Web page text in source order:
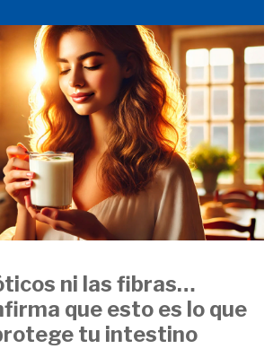
ni las fibras…
que esto es lo que
tu intestino